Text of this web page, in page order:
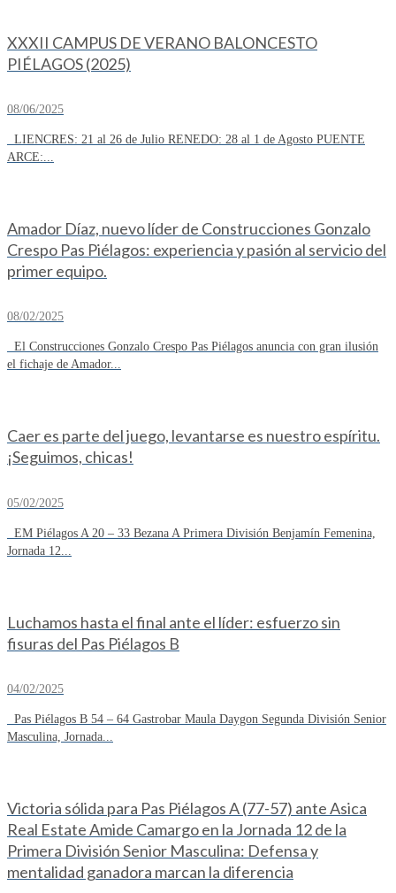
XXXII CAMPUS DE VERANO BALONCESTO
PIÉLAGOS (2025)
08/06/2025
LIENCRES: 21 al 26 de Julio RENEDO: 28 al 1 de Agosto PUENTE
ARCE:...
Amador Díaz, nuevo líder de Construcciones Gonzalo
Crespo Pas Piélagos: experiencia y pasión al servicio del
primer equipo.
08/02/2025
El Construcciones Gonzalo Crespo Pas Piélagos anuncia con gran ilusión
el fichaje de Amador...
Caer es parte del juego, levantarse es nuestro espíritu.
¡Seguimos, chicas!
05/02/2025
EM Piélagos A 20 – 33 Bezana A Primera División Benjamín Femenina,
Jornada 12...
Luchamos hasta el final ante el líder: esfuerzo sin
fisuras del Pas Piélagos B
04/02/2025
Pas Piélagos B 54 – 64 Gastrobar Maula Daygon Segunda División Senior
Masculina, Jornada...
Victoria sólida para Pas Piélagos A (77-57) ante Asica
Real Estate Amide Camargo en la Jornada 12 de la
Primera División Senior Masculina: Defensa y
mentalidad ganadora marcan la diferencia